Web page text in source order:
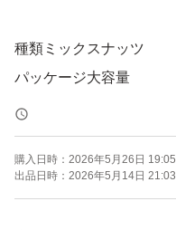
種類ミックスナッツ
パッケージ大容量
購入日時： 2026年5月26日 19:05
出品日時： 2026年5月14日 21:03